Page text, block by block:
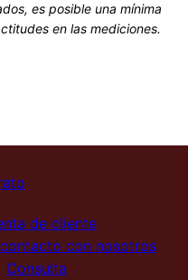
es posible una mínima
en las mediciones.
de cliente
con nosotros
Consulta